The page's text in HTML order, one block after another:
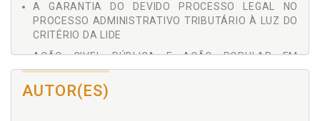
A GARANTIA DO DEVIDO PROCESSO LEGAL NO
PROCESSO ADMINISTRATIVO TRIBUTÁRIO À LUZ DO
CRITÉRIO DA LIDE
AÇÃO CIVEL PÚBLICA E AÇÃO POPULAR EM
MATÉRIA TRIBUTÁRIA
MEDIDA CAUTELAR FISCAL
AUTOR(ES)